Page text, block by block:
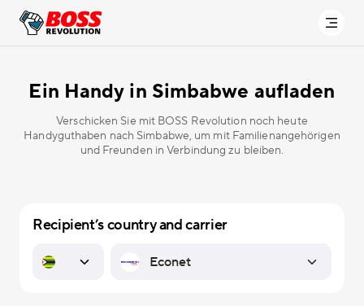
Ein Handy in Simbabwe aufladen
Verschicken Sie mit BOSS Revolution noch heute
Handyguthaben nach Simbabwe, um mit Familienangehörigen
und Freunden in Verbindung zu bleiben.
Recipient’s country and carrier